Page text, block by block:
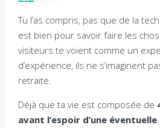
Tu l’as compris, pas que de la
est bien pour savoir faire les
visiteurs te voient comme un
d’expérience, ils ne s’imaginent
retraite.
Déjà que ta vie est composée de
avant l’espoir d’une